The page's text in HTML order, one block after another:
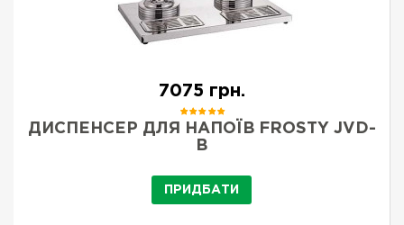
7075 грн.
ДИСПЕНСЕР ДЛЯ НАПОЇВ FROSTY JVD-
B
ПРИДБАТИ